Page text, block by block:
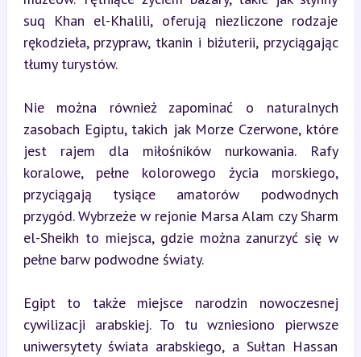
suq Khan el-Khalili, oferują niezliczone rodzaje
rękodzieła, przypraw, tkanin i biżuterii, przyciągając
tłumy turystów.
Nie można również zapominać o naturalnych
zasobach Egiptu, takich jak Morze Czerwone, które
jest rajem dla miłośników nurkowania. Rafy
koralowe, pełne kolorowego życia morskiego,
przyciągają tysiące amatorów podwodnych
przygód. Wybrzeże w rejonie Marsa Alam czy Sharm
el-Sheikh to miejsca, gdzie można zanurzyć się w
pełne barw podwodne światy.
Egipt to także miejsce narodzin nowoczesnej
cywilizacji arabskiej. To tu wzniesiono pierwsze
uniwersytety świata arabskiego, a Sułtan Hassan